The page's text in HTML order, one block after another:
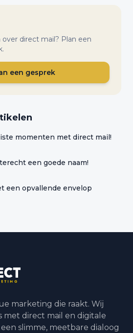
direct mail? Plan een
een gesprek
momenten met direct mail!
een goede naam!
een opvallende envelop
marketing die raakt. Wij
met direct mail en digitale
slimme, meetbare dialoog